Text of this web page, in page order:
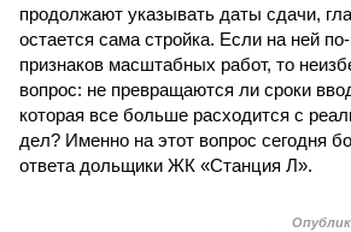
продолжают указывать даты сдачи,
остается сама стройка. Если на ней
признаков масштабных работ, то
вопрос: не превращаются ли сроки
которая все больше расходится с
дел? Именно на этот вопрос сегодня
ответа дольщики ЖК «Станция Л».